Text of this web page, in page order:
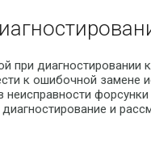
при диагностировании
к ошибочной замене
и